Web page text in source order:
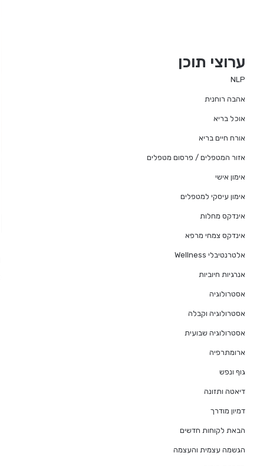
ערוצי תוכן
NLP
אהבה רוחנית
אוכל בריא
אורח חיים בריא
אזור המטפלים / פרסום מטפלים
אימון אישי
אימון עיסקי למטפלים
אינדקס מחלות
אינדקס צמחי מרפא
אלטרנטיבלי Wellness
אנרגיות חיוביות
אסטרולוגיה
אסטרולוגיה וקבלה
אסטרולוגיה שבועית
ארומתרפיה
גוף ונפש
דיאטה ותזונה
דמיון מודרך
הבאת לקוחות חדשים
הגשמה עצמית והעצמה